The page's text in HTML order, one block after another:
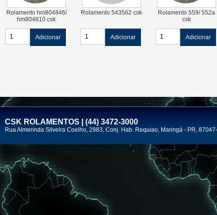
Rolamento hm804846/
hm804810 csk
Adicionar
Rolamento 543562 csk
Adicionar
Rolamento 559/ 552a
csk
Adicionar
CSK ROLAMENTOS | (44) 3472-3000
Rua Almerinda Silveira Coelho, 2983, Conj. Hab. Requiao, Maringá - PR,